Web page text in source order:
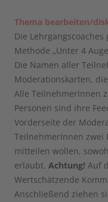
Thema bearbeiten/
Die
Methode „Unter 4
Die Namen aller
Moderationskarten,
Alle TeilnehmerInnen
Personen sind ihre
Vorderseite der
TeilnehmerInnen zwei
mitteilen wollen,
erlaubt. Achtung! Auf
Wertschätzende
Anschließend ziehen